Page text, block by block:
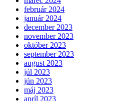
február 2024
január 2024
december 2023
november 2023
október 2023
september 2023
august 2023
júl 2023
jún 2023
máj 2023
apríl 2023